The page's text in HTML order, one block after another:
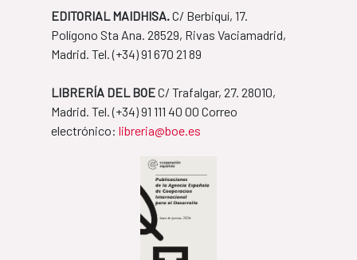
EDITORIAL MAIDHISA.C/ Berbiquí, 17.
Polígono Sta Ana. 28529, Rivas Vaciamadrid,
Madrid. Tel. ​(+34) 91 670 21 89
LIBRERÍA DEL BOEC/ Trafalgar, 27. 28010,
Madrid. Tel. ​(+34) 91 111 40 00 Correo
​​​​​​​electrónico: libreria@boe.es